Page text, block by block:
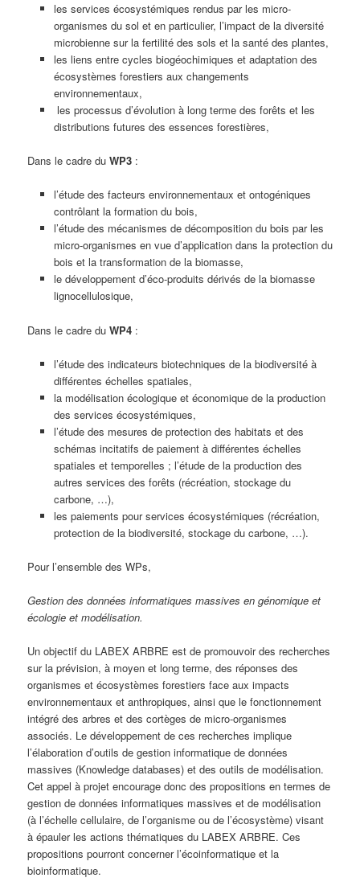
les services écosystémiques rendus par les micro-
organismes du sol et en particulier, l’impact de la diversité
microbienne sur la fertilité des sols et la santé des plantes,
les liens entre cycles biogéochimiques et adaptation des
écosystèmes forestiers aux changements
environnementaux,
les processus d’évolution à long terme des forêts et les
distributions futures des essences forestières,
Dans le cadre duWP3 :
l’étude des facteurs environnementaux et ontogéniques
contrôlant la formation du bois,
l’étude des mécanismes de décomposition du bois par les
micro-organismes en vue d’application dans la protection du
bois et la transformation de la biomasse,
le développement d’éco-produits dérivés de la biomasse
lignocellulosique,
Dans le cadre duWP4 :
l’étude des indicateurs biotechniques de la biodiversité à
différentes échelles spatiales,
la modélisation écologique et économique de la production
des services écosystémiques,
l’étude des mesures de protection des habitats et des
schémas incitatifs de paiement à différentes échelles
spatiales et temporelles ; l’étude de la production des
autres services des forêts (récréation, stockage du
carbone, …),
les paiements pour services écosystémiques (récréation,
protection de la biodiversité, stockage du carbone, …).
Pour l’ensemble des WPs,
Gestion des données informatiques massives en génomique et
écologie et modélisation.
Un objectif du LABEX ARBRE est de promouvoir des recherches
sur la prévision, à moyen et long terme, des réponses des
organismes et écosystèmes forestiers face aux impacts
environnementaux et anthropiques, ainsi que le fonctionnement
intégré des arbres et des cortèges de micro-organismes
associés. Le développement de ces recherches implique
l’élaboration d’outils de gestion informatique de données
massives (Knowledge databases) et des outils de modélisation.
Cet appel à projet encourage donc des propositions en termes de
gestion de données informatiques massives et de modélisation
(à l’échelle cellulaire, de l’organisme ou de l’écosystème) visant
à épauler les actions thématiques du LABEX ARBRE. Ces
propositions pourront concerner l’écoinformatique et la
bioinformatique.